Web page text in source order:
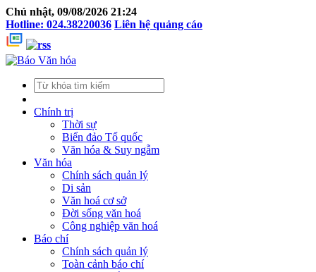
Chủ nhật, 09/08/2026 21:24
Hotline: 024.38220036 Liên hệ quảng cáo
Chính trị
Thời sự
Biển đảo Tổ quốc
Văn hóa & Suy ngẫm
Văn hóa
Chính sách quản lý
Di sản
Văn hoá cơ sở
Đời sống văn hoá
Công nghiệp văn hoá
Báo chí
Chính sách quản lý
Toàn cảnh báo chí